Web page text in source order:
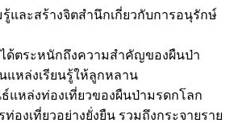
รู้และสร้างจิตสำนึกเกี่ยวกับการอนุรักษ์
ด้ตระหนักถึงความสำคัญของผืนป่า
แหล่งเรียนรู้ให้ลูกหลาน
แหล่งท่องเที่ยวของผืนป่ามรดกโลก
องเที่ยวอย่างยั่งยืน รวมถึงกระจายราย